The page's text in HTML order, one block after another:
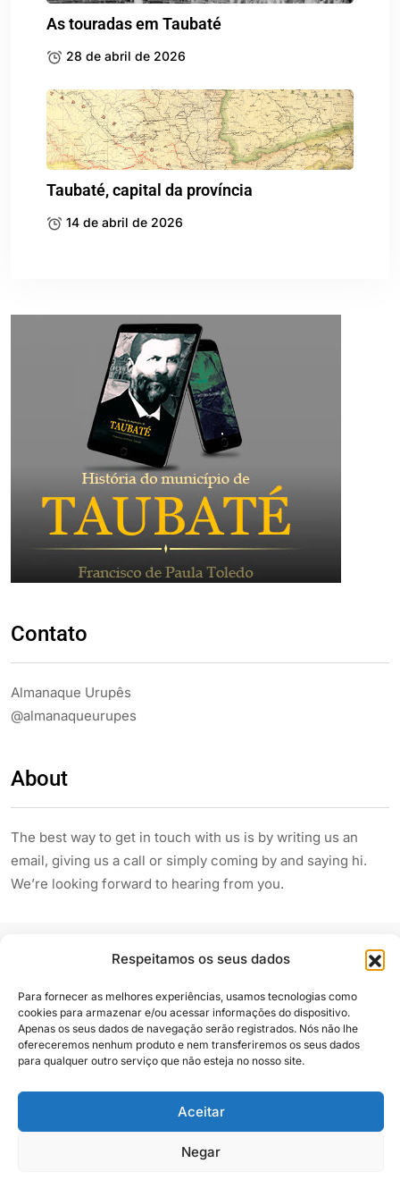
Respeitamos os seus dados
Para fornecer as melhores experiências, usamos tecnologias como
cookies para armazenar e/ou acessar informações do dispositivo.
Apenas os seus dados de navegação serão registrados. Nós não lhe
ofereceremos nenhum produto e nem transferiremos os seus dados
para qualquer outro serviço que não esteja no nosso site.
Aceitar
Negar
As touradas em Taubaté
28 de abril de 2026
Taubaté, capital da província
14 de abril de 2026
Contato
Almanaque Urupês
@almanaqueurupes
About
The best way to get in touch with us is by writing us an
email, giving us a call or simply coming by and saying hi.
We’re looking forward to hearing from you.
Siga e compartilhe
Almanaque Urupês @2025. Todos os direitos reservados